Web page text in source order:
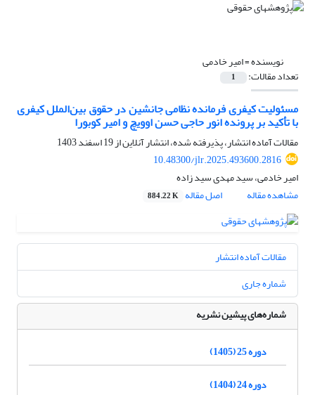
نویسنده =امیر خادمی
تعداد مقالات: 1
مسئولیت کیفری فرمانده نظامی جانشین در حقوق بین‌‌الملل کیفری
با تأکید بر پرونده انور حاجی حسن اوویچ و امیر کوبورا
مقالات آماده انتشار، پذیرفته شده، انتشار آنلاین از19 اسفند 1403
10.48300/jlr.2025.493600.2816
امیر خادمی، سید مهدی سید زاده
مشاهده مقاله
اصل مقاله 884.22 K
مقالات آماده انتشار
شماره جاری
شماره‌های پیشین نشریه
دوره 25 (1405)
دوره 24 (1404)